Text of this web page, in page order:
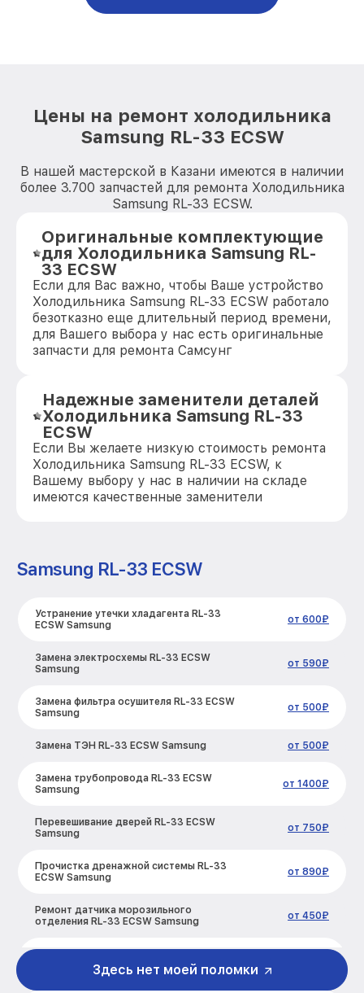
Цены на ремонт холодильника
Samsung RL-33 ECSW
В нашей мастерской в Казани имеются в наличии
более 3.700 запчастей для ремонта Холодильника
Samsung RL-33 ECSW.
Оригинальные комплектующие
для Холодильника Samsung RL-
33 ECSW
Если для Вас важно, чтобы Ваше устройство
Холодильника Samsung RL-33 ECSW работало
безотказно еще длительный период времени,
для Вашего выбора у нас есть оригинальные
запчасти для ремонта Самсунг
Надежные заменители деталей
Холодильника Samsung RL-33
ECSW
Если Вы желаете низкую стоимость ремонта
Холодильника Samsung RL-33 ECSW, к
Вашему выбору у нас в наличии на складе
имеются качественные заменители
Samsung RL-33 ECSW
Устранение утечки хладагента RL-33
ECSW Samsung
от 600₽
Замена электросхемы RL-33 ECSW
Samsung
от 590₽
Замена фильтра осушителя RL-33 ECSW
Samsung
от 500₽
Замена ТЭН RL-33 ECSW Samsung от 500₽
Замена трубопровода RL-33 ECSW
Samsung
от 1400₽
Перевешивание дверей RL-33 ECSW
Samsung
от 750₽
Прочистка дренажной системы RL-33
ECSW Samsung
от 890₽
Ремонт датчика морозильного
отделения RL-33 ECSW Samsung
от 450₽
ECSW SamsungЗдесь нет моей поломки